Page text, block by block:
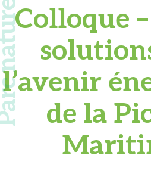
Colloque
l’avenir
de la